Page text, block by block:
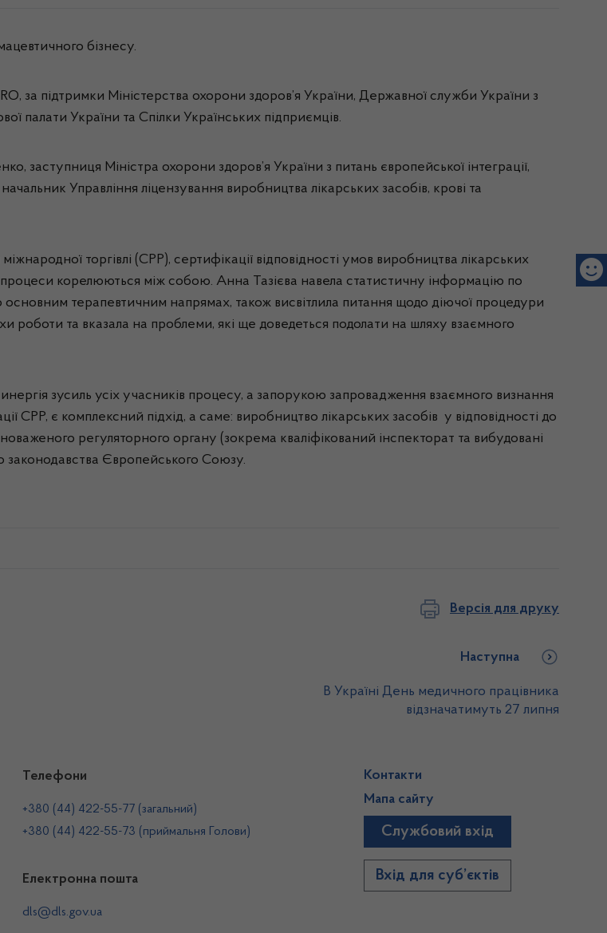
бізнесу.
за підтримки Міністерства охорони здоров’я України, Державної служби України з
палати України та Спілки Українських підприємців.
заступниця Міністра охорони здоров’я України з питань європейської інтеграції,
Управління ліцензування виробництва лікарських засобів, крові та
торгівлі (СРР), сертифікації відповідності умов виробництва лікарських
корелюються між собою. Анна Тазієва навела статистичну інформацію по
основним терапевтичним напрямах, також висвітлила питання щодо діючої процедури
роботи та вказала на проблеми, які ще доведеться подолати на шляху взаємного
зусиль усіх учасників процесу, а запорукою запровадження взаємного визнання
СРР, є комплексний підхід, а саме: виробництво лікарських засобів у відповідності до
регуляторного органу (зокрема кваліфікований інспекторат та вибудовані
законодавства Європейського Союзу.
Версія для друку
Наступна
В Україні День медичного працівника
відзначатимуть 27 липня
Телефони
+380 (44) 422-55-77 (загальний)
+380 (44) 422-55-73 (приймальня Голови)
Електронна пошта
dls@dls.gov.ua
Контакти
Мапа сайту
Службовий вхід
Вхід для суб’єктів